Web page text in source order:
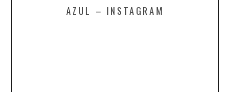
AZUL – INSTAGRAM